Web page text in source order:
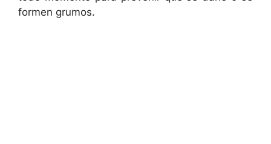
formen grumos.